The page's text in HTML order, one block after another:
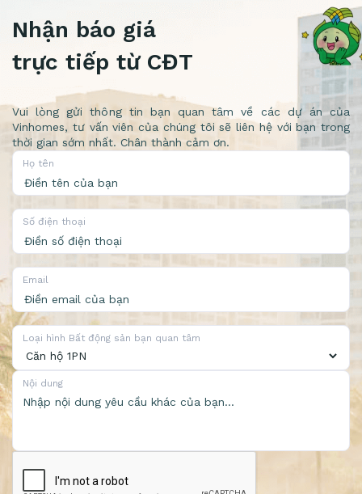
Nhận báo giá
trực tiếp từ CĐT
Vui lòng gửi thông tin bạn quan tâm về các dự án của
Vinhomes, tư vấn viên của chúng tôi sẽ liên hệ với bạn trong
thời gian sớm nhất. Chân thành cảm ơn.
Họ tên
Số điện thoại
Email
Loại hình Bất động sản bạn quan tâm
Nội dung